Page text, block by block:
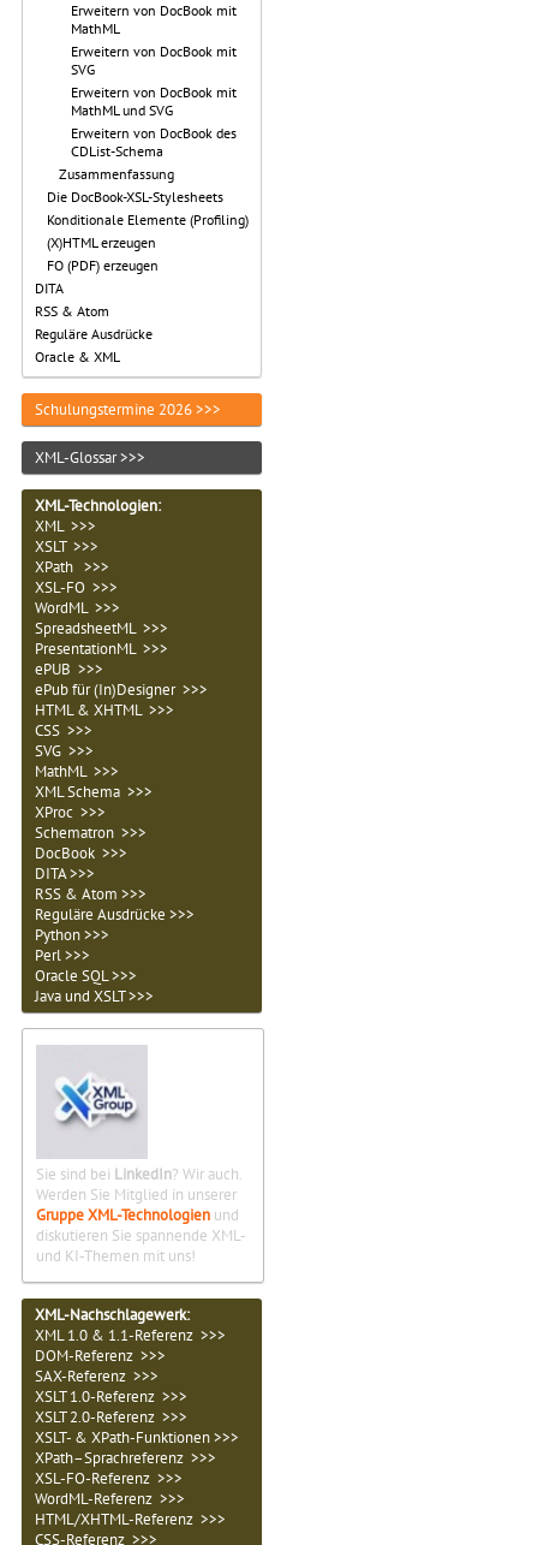
Erweitern von DocBook mit
MathML
Erweitern von DocBook mit
SVG
Erweitern von DocBook mit
MathML und SVG
Erweitern von DocBook des
CDList-Schema
Zusammenfassung
Die DocBook-XSL-Stylesheets
Konditionale Elemente (Profiling)
(X)HTML erzeugen
FO (PDF) erzeugen
DITA
RSS & Atom
Reguläre Ausdrücke
Oracle & XML
Schulungstermine 2026 >>>
XML-Glossar >>>
XML-Technologien:
XML >>>
XSLT >>>
XPath >>>
XSL-FO >>>
WordML >>>
SpreadsheetML >>>
PresentationML >>>
ePUB >>>
ePub für (In)Designer >>>
HTML & XHTML >>>
CSS >>>
SVG >>>
MathML >>>
XML Schema >>>
XProc >>>
Schematron >>>
DocBook >>>
DITA >>>
RSS & Atom >>>
Reguläre Ausdrücke >>>
Python >>>
Perl >>>
Oracle SQL >>>
Java und XSLT >>>
Sie sind bei LinkedIn? Wir auch.
Werden Sie Mitglied in unserer
Gruppe XML-Technologien und
diskutieren Sie spannende XML-
und KI-Themen mit uns!
XML-Nachschlagewerk:
XML 1.0 & 1.1-Referenz >>>
DOM-Referenz >>>
SAX-Referenz >>>
XSLT 1.0-Referenz >>>
XSLT 2.0-Referenz >>>
XSLT- & XPath-Funktionen >>>
XPath–Sprachreferenz >>>
XSL-FO-Referenz >>>
WordML-Referenz >>>
HTML/XHTML-Referenz >>>
CSS-Referenz >>>